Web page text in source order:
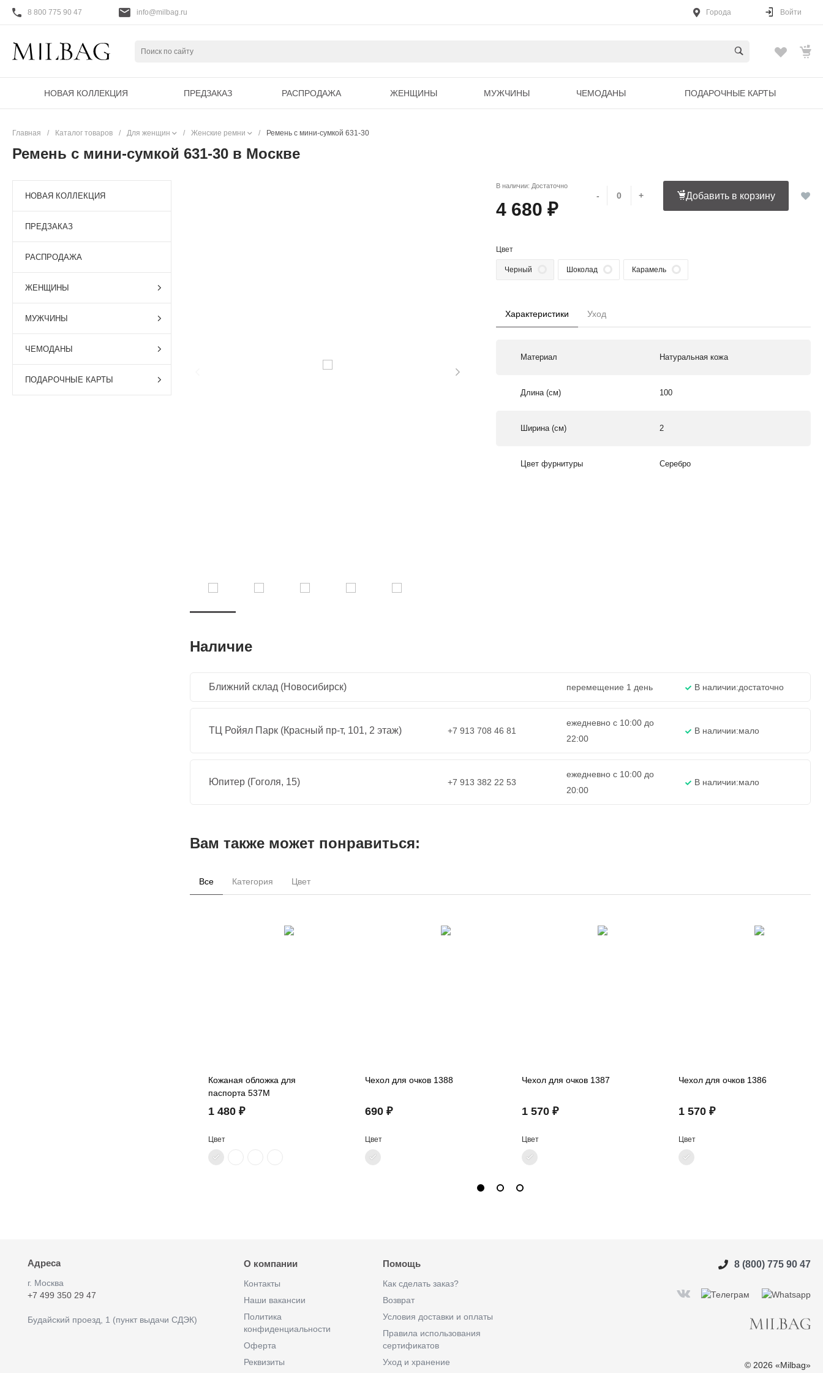
8 800 775 90 47 info@milbag.ru Города Войти
НОВАЯ КОЛЛЕКЦИЯ ПРЕДЗАКАЗ РАСПРОДАЖА ЖЕНЩИНЫ МУЖЧИНЫ ЧЕМОДАНЫ ПОДАРОЧНЫЕ КАРТЫ
Главная / Каталог товаров / Для женщин / Женские ремни / Ремень с мини-сумкой 631-30
Ремень с мини-сумкой 631-30 в Москве
НОВАЯ КОЛЛЕКЦИЯ
ПРЕДЗАКАЗ
РАСПРОДАЖА
ЖЕНЩИНЫ
МУЖЧИНЫ
ЧЕМОДАНЫ
ПОДАРОЧНЫЕ КАРТЫ
В наличии: Достаточно
4 680 ₽
- + Добавить в корзину
Цвет
Черный Шоколад Карамель
Характеристики Уход
Материал Натуральная кожа
Длина (см) 100
Ширина (см) 2
Цвет фурнитуры Серебро
Наличие
Ближний склад (Новосибирск) перемещение 1 день В наличии:достаточно
ТЦ Ройял Парк (Красный пр-т, 101, 2 этаж) +7 913 708 46 81
ежедневно с 10:00 до
22:00
В наличии:мало
Юпитер (Гоголя, 15) +7 913 382 22 53
ежедневно с 10:00 до
20:00
В наличии:мало
Вам также может понравиться:
Все Категория Цвет
Кожаная обложка для
паспорта 537M
1 480 ₽
Цвет
Чехол для очков 1388
690 ₽
Цвет
Чехол для очков 1387
1 570 ₽
Цвет
Чехол для очков 1386
1 570 ₽
Цвет
Адреса
г. Москва
+7 499 350 29 47
Будайский проезд, 1 (пункт выдачи СДЭК)
О компании
Контакты
Наши вакансии
Политика
конфиденциальности
Оферта
Реквизиты
Помощь
Как сделать заказ?
Возврат
Условия доставки и оплаты
Правила использования
сертификатов
Уход и хранение
8 (800) 775 90 47
© 2026 «Milbag»